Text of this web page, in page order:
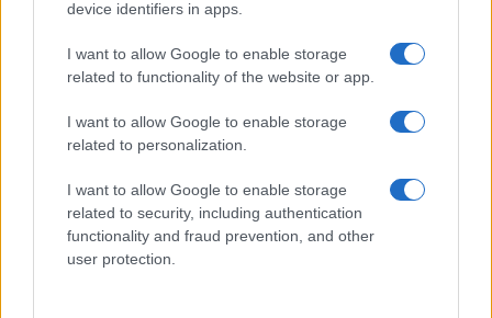
device identifiers in apps.
I want to allow Google to enable storage
related to functionality of the website or app.
I want to allow Google to enable storage
related to personalization.
I want to allow Google to enable storage
related to security, including authentication
functionality and fraud prevention, and other
user protection.
Sanità sarda e transizione verde: tra case della
comunità, industria farmaceutica e tensioni politiche
ESG NEWS